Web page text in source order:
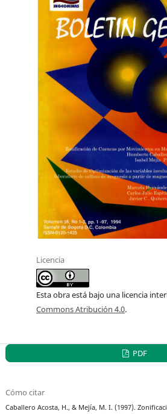
Licencia
Esta obra está bajo una licencia
Commons Atribución 4.0.
PDF
Cómo citar
Caballero Acosta, H., & Mejía, M. I. (1997).